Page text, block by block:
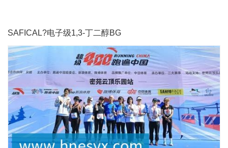
SAFICAL?电子级1,3-丁二醇BG